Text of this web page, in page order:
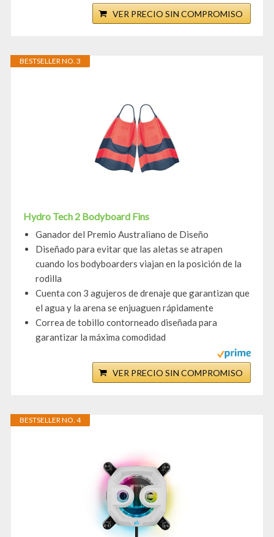
VER PRECIO SIN COMPROMISO
BESTSELLER NO. 3
Hydro Tech 2 Bodyboard Fins
Ganador del Premio Australiano de Diseño
Diseñado para evitar que las aletas se atrapen
cuando los bodyboarders viajan en la posición de la
rodilla
Cuenta con 3 agujeros de drenaje que garantizan que
el agua y la arena se enjuaguen rápidamente
Correa de tobillo contorneado diseñada para
garantizar la máxima comodidad
VER PRECIO SIN COMPROMISO
BESTSELLER NO. 4